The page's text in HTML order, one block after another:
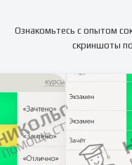
Ознакомьтесь с опытом
скриншоты